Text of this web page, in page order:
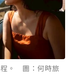
程。 圖：何時旅